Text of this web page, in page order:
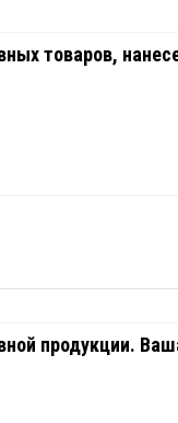
товаров,
продукции.